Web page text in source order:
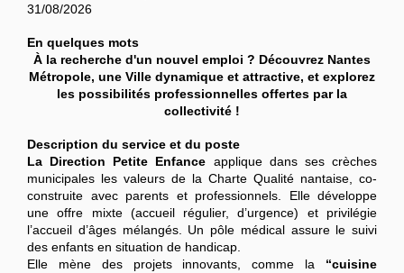
31/08/2026
En quelques mots
À la recherche d'un nouvel emploi ? Découvrez Nantes
Métropole, une Ville dynamique et attractive, et explorez
les possibilités professionnelles offertes par la
collectivité !
Description du service et du poste
La Direction Petite Enfance applique dans ses crèches
municipales les valeurs de la Charte Qualité nantaise, co-
construite avec parents et professionnels. Elle développe
une offre mixte (accueil régulier, d’urgence) et privilégie
l’accueil d’âges mélangés. Un pôle médical assure le suivi
des enfants en situation de handicap.
Elle mène des projets innovants, comme la “cuisine